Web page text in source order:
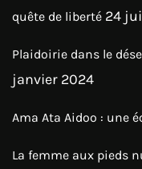
quête de liberté 24
Plaidoirie dans le
janvier 2024
Ama Ata Aidoo : une
La femme aux pieds